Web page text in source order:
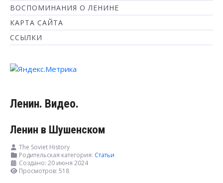
ВОСПОМИНАНИЯ О ЛЕНИНЕ
КАРТА САЙТА
ССЫЛКИ
Ленин. Видео.
Ленин в Шушенском
The Soviet History
Родительская категория: Статьи
Создано: 20 июня 2024
Просмотров: 518